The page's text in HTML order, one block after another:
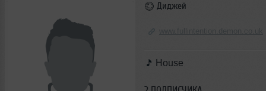
Диджей
House